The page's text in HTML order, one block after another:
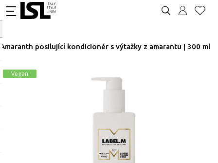
Amaranth posilující kondicionér s výtažky z amarantu | 300 ml
Vegan